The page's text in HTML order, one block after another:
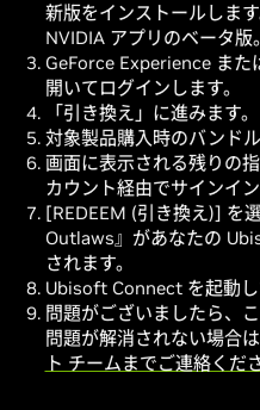
新版をインストールしま
NVIDIA アプリのベータ版。
GeForce Experience また
開いてログインします。
「引き換え」に進みます。
対象製品購入時のバンド
画面に表示される残りの
カウント経由でサインイン
[REDEEM (引き換え)] を
Outlaws』があなたの
されます。
Ubisoft Connect を起動し
問題がございましたら、
問題が解消されない場合
ト チームまでご連絡くだ